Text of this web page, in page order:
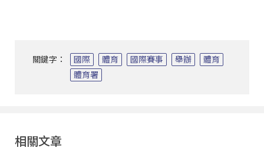
關鍵字： 國際 體育 國際賽事 舉辦
體育
體育署
相關文章